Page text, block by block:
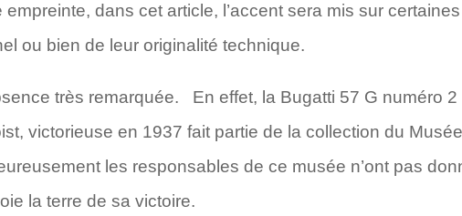
dans cet article, l’accent sera mis sur certaines
ou bien de leur originalité technique.
très remarquée. En effet, la Bugatti 57 G numéro 2
victorieuse en 1937 fait partie de la collection du
les responsables de ce musée n’ont pas
la terre de sa victoire.